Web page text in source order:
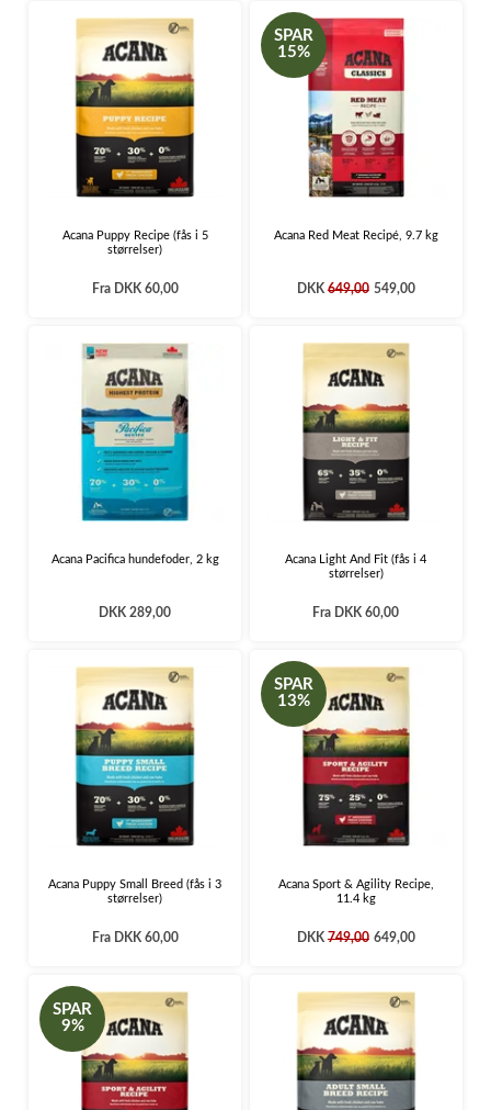
Acana Puppy Recipe (fås i 5
størrelser)
Fra DKK 60,00
SPAR
15%
Acana Red Meat Recipé, 9.7 kg
DKK649,00 549,00
Acana Pacifica hundefoder, 2 kg
DKK 289,00
Acana Light And Fit (fås i 4
størrelser)
Fra DKK 60,00
Acana Puppy Small Breed (fås i 3
størrelser)
Fra DKK 60,00
SPAR
13%
Acana Sport & Agility Recipe,
11.4 kg
DKK749,00 649,00
SPAR
9%